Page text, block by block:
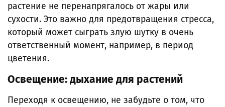
растение не перенапрягалось от жары или
сухости. Это важно для предотвращения стресса,
который может сыграть злую шутку в очень
ответственный момент, например, в период
цветения.
Освещение: дыхание для растений
Переходя к освещению, не забудьте о том, что